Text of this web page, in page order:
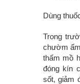
Dùng
Trong
chườm
thấm mồ
đóng kín
sốt, giảm